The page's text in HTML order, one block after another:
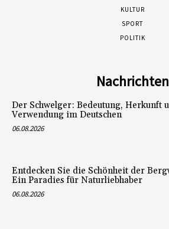
KULTUR
SPORT
POLITIK
Nachrichten
Der Schwelger: Bedeutung, Herkunft
Verwendung im Deutschen
06.08.2026
Entdecken Sie die Schönheit der
Ein Paradies für Naturliebhaber
06.08.2026